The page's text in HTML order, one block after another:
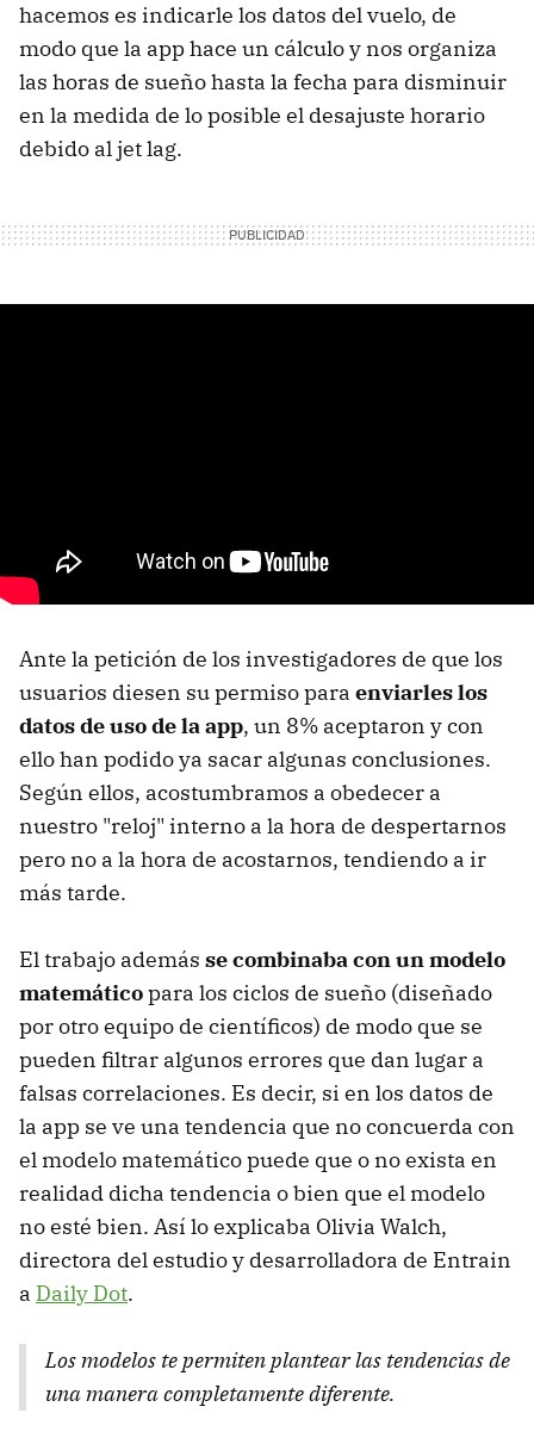
hacemos es indicarle los datos del vuelo, de
modo que la app hace un cálculo y nos organiza
las horas de sueño hasta la fecha para disminuir
en la medida de lo posible el desajuste horario
debido al jet lag.
Ante la petición de los investigadores de que los
usuarios diesen su permiso para enviarles los
datos de uso de la app, un 8% aceptaron y con
ello han podido ya sacar algunas conclusiones.
Según ellos, acostumbramos a obedecer a
nuestro "reloj" interno a la hora de despertarnos
pero no a la hora de acostarnos, tendiendo a ir
más tarde.
El trabajo además se combinaba con un modelo
matemáticopara los ciclos de sueño (diseñado
por otro equipo de científicos) de modo que se
pueden filtrar algunos errores que dan lugar a
falsas correlaciones. Es decir, si en los datos de
la app se ve una tendencia que no concuerda con
el modelo matemático puede que o no exista en
realidad dicha tendencia o bien que el modelo
no esté bien. Así lo explicaba Olivia Walch,
directora del estudio y desarrolladora de Entrain
a Daily Dot.
Los modelos te permiten plantear las tendencias de
una manera completamente diferente.